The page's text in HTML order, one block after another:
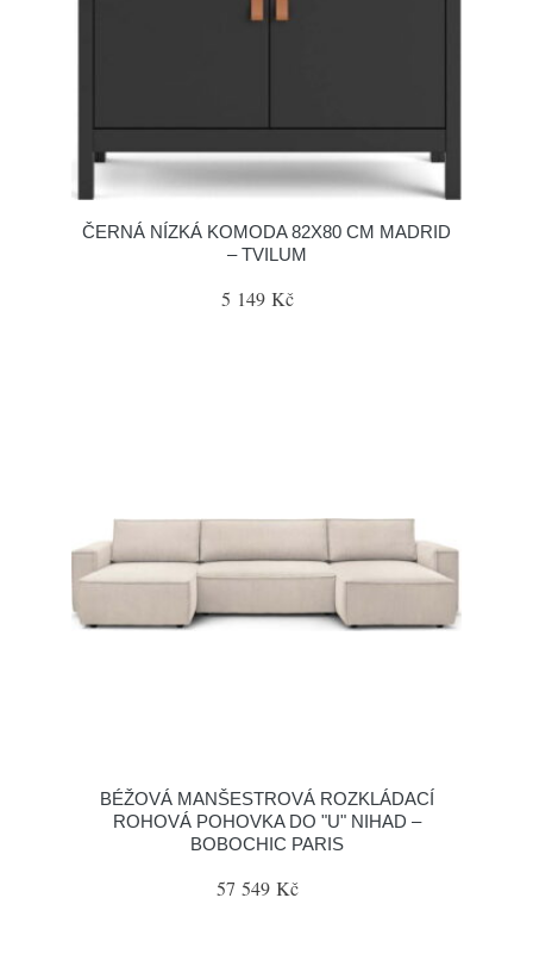
ČERNÁ NÍZKÁ KOMODA 82X80 CM MADRID
– TVILUM
5 149 Kč
BÉŽOVÁ MANŠESTROVÁ ROZKLÁDACÍ
ROHOVÁ POHOVKA DO "U" NIHAD –
BOBOCHIC PARIS
57 549 Kč